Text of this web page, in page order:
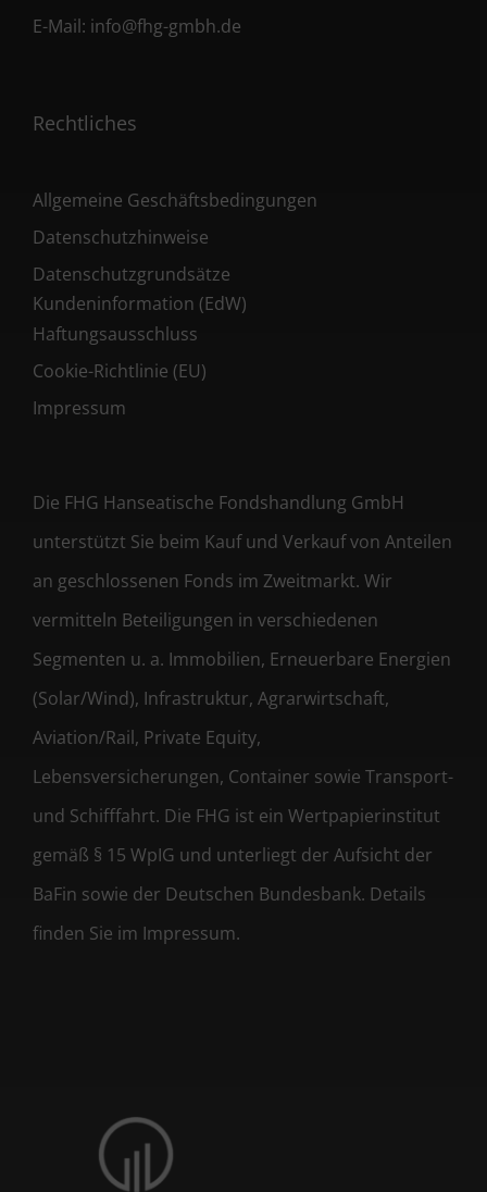
E-Mail: info@fhg-gmbh.de
Rechtliches
Allgemeine Geschäftsbedingungen
Datenschutzhinweise
Datenschutzgrundsätze
Kundeninformation (EdW)
Haftungsausschluss
Cookie-Richtlinie (EU)
Impressum
Die FHG Hanseatische Fondshandlung GmbH
unterstützt Sie beim Kauf und Verkauf von Anteilen
an geschlossenen Fonds im Zweitmarkt. Wir
vermitteln Beteiligungen in verschiedenen
Segmenten u. a. Immobilien, Erneuerbare Energien
(Solar/Wind), Infrastruktur, Agrarwirtschaft,
Aviation/Rail, Private Equity,
Lebensversicherungen, Container sowie Transport-
und Schifffahrt. Die FHG ist ein Wertpapierinstitut
gemäß § 15 WpIG und unterliegt der Aufsicht der
BaFin sowie der Deutschen Bundesbank. Details
finden Sie im Impressum.